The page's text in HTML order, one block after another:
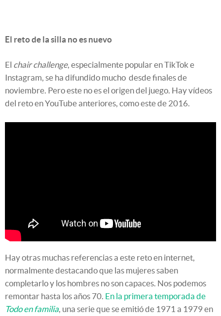
El reto de la silla no es nuevo
El chair challenge, especialmente popular en TikTok e
Instagram, se ha difundido mucho desde finales de
noviembre. Pero este no es el origen del juego. Hay vídeos
del reto en YouTube anteriores, como este de 2016.
Hay otras muchas referencias a este reto en internet,
normalmente destacando que las mujeres saben
completarlo y los hombres no son capaces. Nos podemos
remontar hasta los años 70. En la primera temporada de
Todo en familia , una serie que se emitió de 1971 a 1979 en